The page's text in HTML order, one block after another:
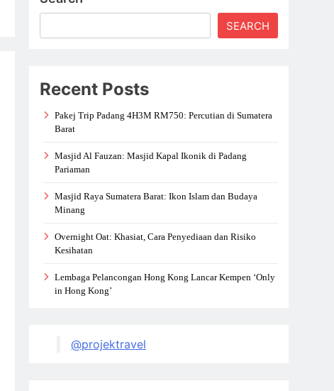
SEARCH
Recent Posts
Pakej Trip Padang 4H3M RM750: Percutian di Sumatera
Barat
Masjid Al Fauzan: Masjid Kapal Ikonik di Padang
Pariaman
Masjid Raya Sumatera Barat: Ikon Islam dan Budaya
Minang
Overnight Oat: Khasiat, Cara Penyediaan dan Risiko
Kesihatan
Lembaga Pelancongan Hong Kong Lancar Kempen ‘Only
in Hong Kong’
@projektravel